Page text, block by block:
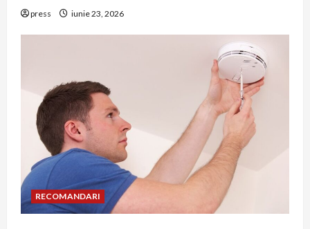
press iunie 23, 2026
RECOMANDARI